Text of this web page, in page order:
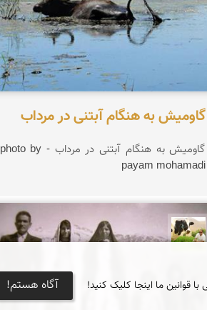
گاومیش به هنگام آبتنی در مرداب
گاومیش به هنگام آبتنی در مرداب - photo by
payam mohamadi
تقی قاسمی
قوانین ما اینجا کلیک کنید! آگاه هستم!